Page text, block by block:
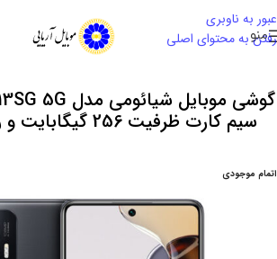
عبور به ناوبری
رفتن به محتوای اصلی
منو
سیم‌ کارت ظرفیت 256 گیگابایت و رم 12 گیگابایت
اتمام موجودی